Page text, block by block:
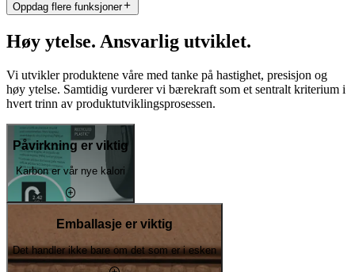
Oppdag flere funksjoner
Høy ytelse. Ansvarlig utviklet.
Vi utvikler produktene våre med tanke på hastighet, presisjon og
høy ytelse. Samtidig vurderer vi bærekraft som et sentralt kriterium i
hvert trinn av produktutviklingsprosessen.
Påvirkning er viktig
Karbon er vår nye kalori
Emballasje er viktig
Det handler ikke bare om det som er i esken